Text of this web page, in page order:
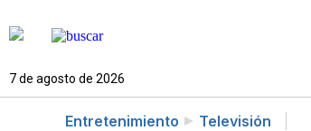
7 de agosto de 2026
Entretenimiento Televisión